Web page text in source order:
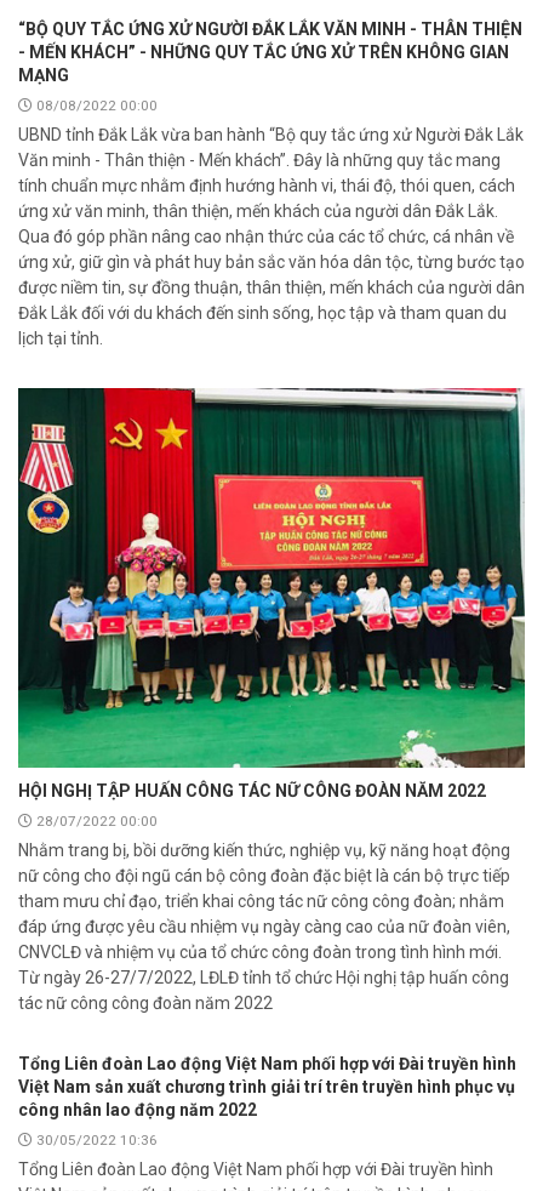
“BỘ QUY TẮC ỨNG XỬ NGƯỜI ĐẮK LẮK VĂN MINH - THÂN THIỆN
- MẾN KHÁCH” - NHỮNG QUY TẮC ỨNG XỬ TRÊN KHÔNG GIAN
MẠNG
08/08/2022 00:00
UBND tỉnh Đắk Lắk vừa ban hành “Bộ quy tắc ứng xử Người Đắk Lắk
Văn minh - Thân thiện - Mến khách”. Đây là những quy tắc mang
tính chuẩn mực nhằm định hướng hành vi, thái độ, thói quen, cách
ứng xử văn minh, thân thiện, mến khách của người dân Đắk Lắk.
Qua đó góp phần nâng cao nhận thức của các tổ chức, cá nhân về
ứng xử, giữ gìn và phát huy bản sắc văn hóa dân tộc, từng bước tạo
được niềm tin, sự đồng thuận, thân thiện, mến khách của người dân
Đắk Lắk đối với du khách đến sinh sống, học tập và tham quan du
lịch tại tỉnh.
HỘI NGHỊ TẬP HUẤN CÔNG TÁC NỮ CÔNG ĐOÀN NĂM 2022
28/07/2022 00:00
Nhằm trang bị, bồi dưỡng kiến thức, nghiệp vụ, kỹ năng hoạt động
nữ công cho đội ngũ cán bộ công đoàn đặc biệt là cán bộ trực tiếp
tham mưu chỉ đạo, triển khai công tác nữ công công đoàn; nhằm
đáp ứng được yêu cầu nhiệm vụ ngày càng cao của nữ đoàn viên,
CNVCLĐ và nhiệm vụ của tổ chức công đoàn trong tình hình mới.
Từ ngày 26-27/7/2022, LĐLĐ tỉnh tổ chức Hội nghị tập huấn công
tác nữ công công đoàn năm 2022
Tổng Liên đoàn Lao động Việt Nam phối hợp với Đài truyền hình
Việt Nam sản xuất chương trình giải trí trên truyền hình phục vụ
công nhân lao động năm 2022
30/05/2022 10:36
Tổng Liên đoàn Lao động Việt Nam phối hợp với Đài truyền hình